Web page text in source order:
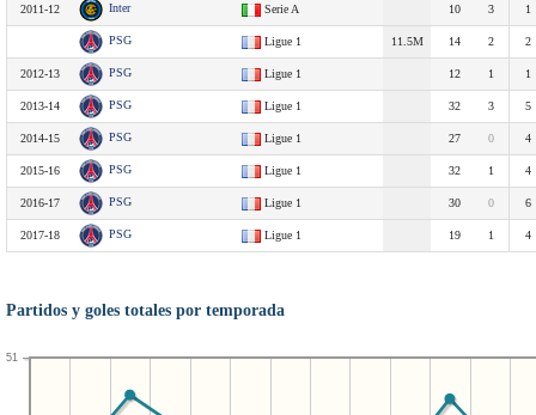
2011-12 Inter Serie A 10 3 1
PSG Ligue 1 11.5M 14 2 2
2012-13 PSG Ligue 1 12 1 1
2013-14 PSG Ligue 1 32 3 5
2014-15 PSG Ligue 1 27 0 4
2015-16 PSG Ligue 1 32 1 4
2016-17 PSG Ligue 1 30 0 6
2017-18 PSG Ligue 1 19 1 4
Partidos y goles totales por temporada
51